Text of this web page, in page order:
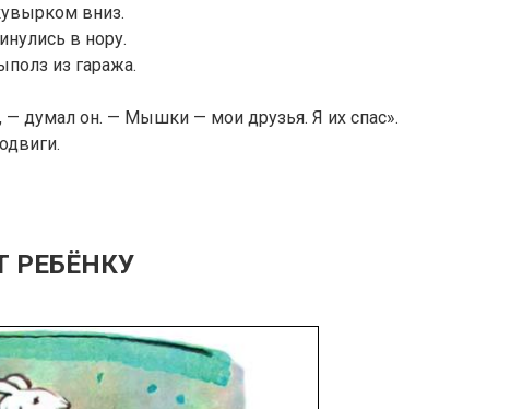
вниз.
в нору.
из гаража.
— думал он. — Мышки — мои друзья. Я их спас».
РЕБЁНКУ